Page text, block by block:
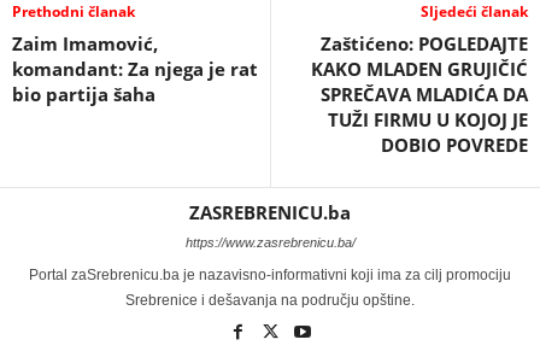
Prethodni članak
Zaim Imamović,
komandant: Za njega je rat
bio partija šaha
Sljedeći članak
Zaštićeno: POGLEDAJTE
KAKO MLADEN GRUJIČIĆ
SPREČAVA MLADIĆA DA
TUŽI FIRMU U KOJOJ JE
DOBIO POVREDE
ZASREBRENICU.ba
https://www.zasrebrenicu.ba/
Portal zaSrebrenicu.ba je nazavisno-informativni koji ima za cilj promociju
Srebrenice i dešavanja na području opštine.